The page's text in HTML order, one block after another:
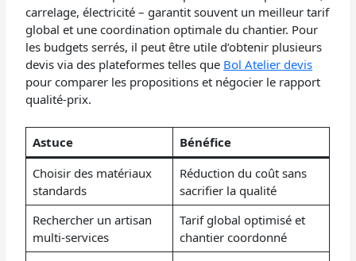
carrelage, électricité – garantit souvent un meilleur tarif
global et une coordination optimale du chantier. Pour
les budgets serrés, il peut être utile d’obtenir plusieurs
devis via des plateformes telles que Bol Atelier devis
pour comparer les propositions et négocier le rapport
qualité-prix.
Astuce
Bénéfice
Choisir des matériaux
standards
Réduction du coût sans
sacrifier la qualité
Rechercher un artisan
multi-services
Tarif global optimisé et
chantier coordonné